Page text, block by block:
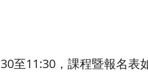
至11:30，課程暨報名表